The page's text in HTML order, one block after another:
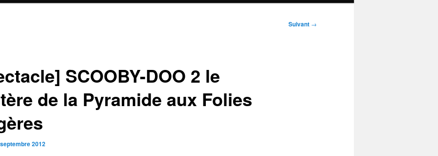
Suivant →
SCOOBY-DOO 2 le
de la Pyramide aux Folies
2012